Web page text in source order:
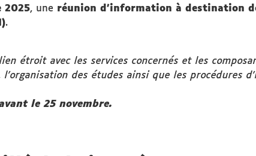
2025, une réunion d’information à destination
.
étroit avec les services concernés et les
des études ainsi que les procédures
le 25 novembre.